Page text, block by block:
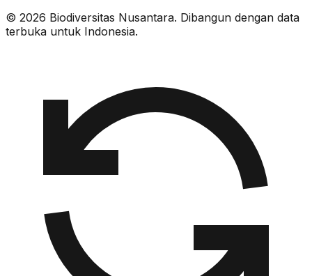
© 2026 Biodiversitas Nusantara. Dibangun dengan data
terbuka untuk Indonesia.